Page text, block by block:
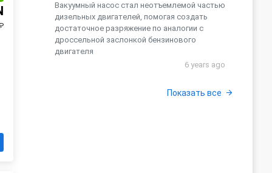
​Вакуумный насос стал неотъемлемой частью
дизельных двигателей, помогая создать
достаточное разряжение по аналогии с
дроссельной заслонкой бензинового
двигателя
6 years ago
Показать все